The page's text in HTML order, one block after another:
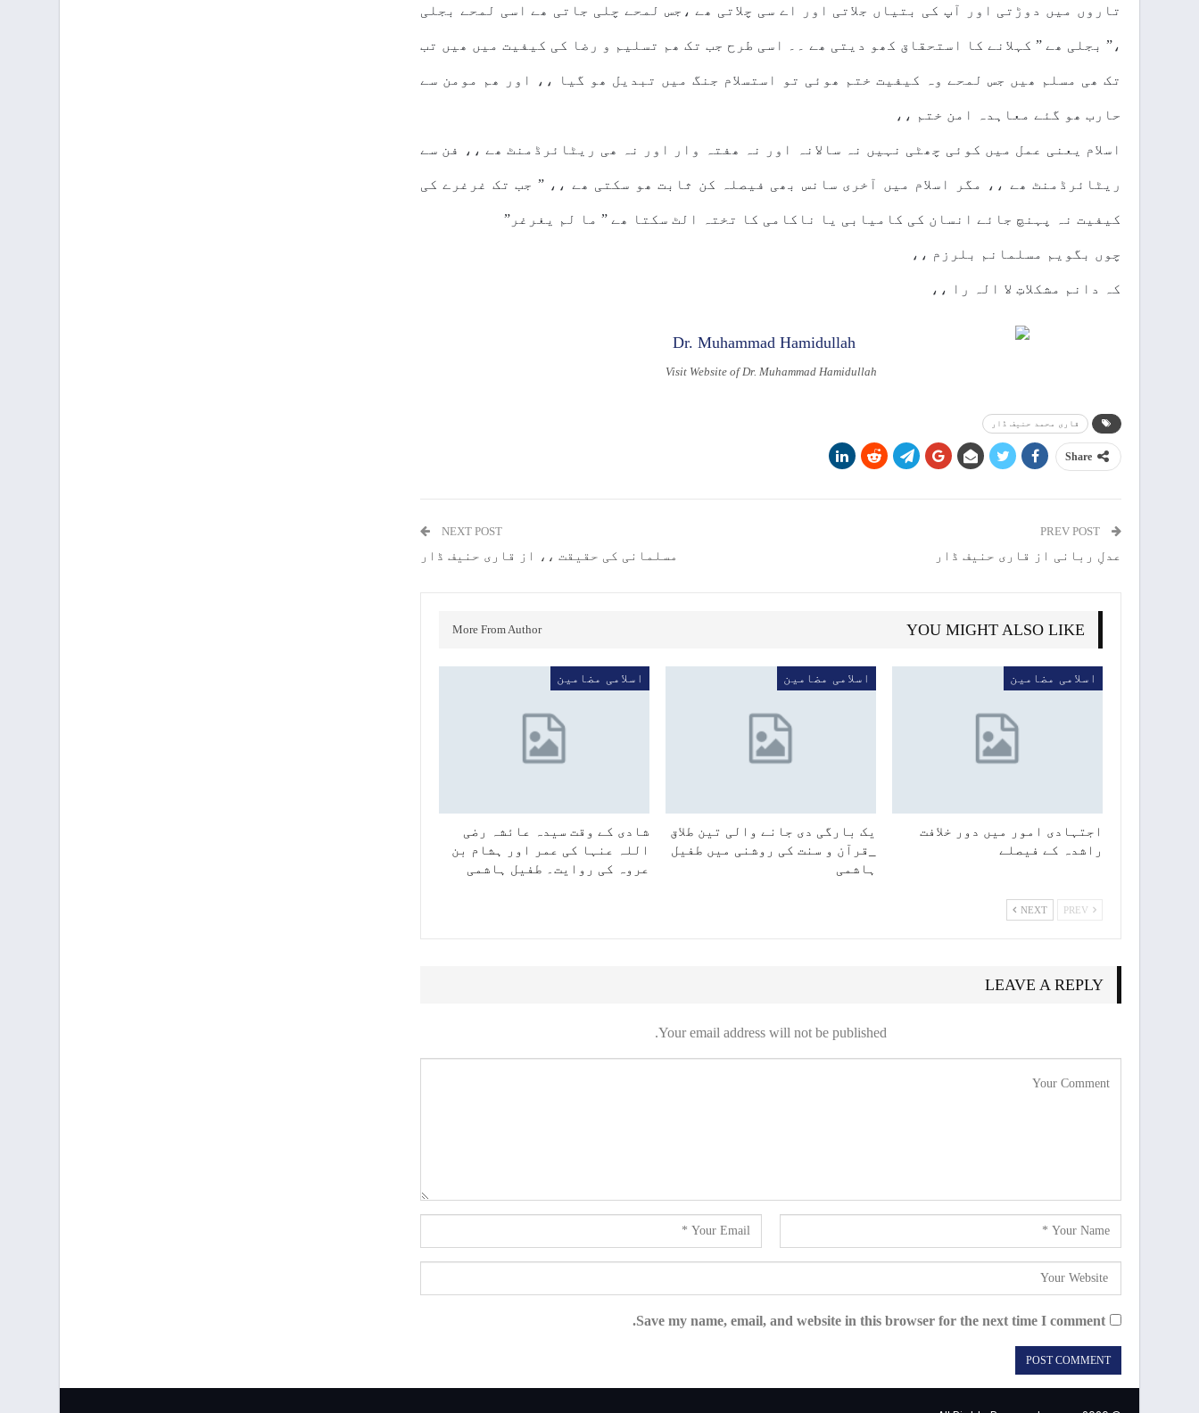
تاروں میں دوڑتی اور آپ کی بتیاں جلاتی اور اے سی چلاتی ھے ،جس لمحے چلی جاتی ھے اسی لمحے بجلی
،” بجلی ھے ” کہلانے کا استحقاق کھو دیتی ھے ۔۔ اسی طرح جب تک ھم تسلیم و رضا کی کیفیت میں ھیں تب
تک ھی مسلم ھیں جس لمحے وہ کیفیت ختم ھوئی تو استسلام جنگ میں تبدیل ھو گیا ،، اور ھم مومن سے
حارب ھو گئے معاہدہ امن ختم ،،
اسلام یعنی عمل میں کوئی چھٹی نہیں نہ سالانہ اور نہ ھفتہ وار اور نہ ھی ریٹائرڈمنٹ ھے ،، فن سے
ریٹائرڈمنٹ ھے ،، مگر اسلام میں آخری سانس بھی فیصلہ کن ثابت ھو سکتی ھے ،، ” جب تک غرغرے کی
کیفیت نہ پہنچ جائے انسان کی کامیابی یا ناکامی کا تختہ الٹ سکتا ھے ” ما لم یغرغر”
چوں بگویم مسلمانم بلرزم ،،
کہ دانم مشکلاتِ لا الہ را ،،
Visit Website of Dr. Muhammad Hamidullah
قاری محمد حنیف ڈار
Share
عدلِ ربانی از قاری حنیف ڈار
NEXT POST
مسلمانی کی حقیقت ،، از قاری حنیف ڈار
YOU MIGHT ALSO LIKE
More From Author
اسلامی مضامین
اجتہادی امور میں دور خلافت
راشدہ کے فیصلے
اسلامی مضامین
یک بارگی دی جانے والی تین طلاق
_قرآن و سنت کی روشنی میں طفیل
ہاشمی
اسلامی مضامین
شادی کے وقت سیدہ عائشہ رضی
اللہ عنہا کی عمر اور ہشام بن
عروہ کی روایت۔ طفیل ہاشمی
NEXT
LEAVE A REPLY
Your email address will not be published.
Save my name, email, and website in this browser for the next time I comment.